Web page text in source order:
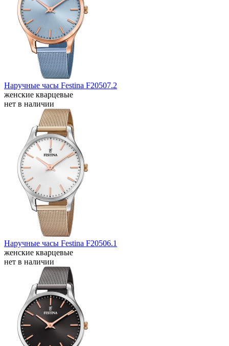
Наручные часы Festina F20507.2
женские кварцевые
нет в наличии
Наручные часы Festina F20506.1
женские кварцевые
нет в наличии